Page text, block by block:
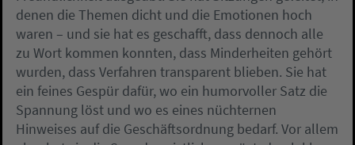
denen die Themen dicht und die Emotionen hoch
waren – und sie hat es geschafft, dass dennoch alle
zu Wort kommen konnten, dass Minderheiten gehört
wurden, dass Verfahren transparent blieben. Sie hat
ein feines Gespür dafür, wo ein humorvoller Satz die
Spannung löst und wo es eines nüchternen
Hinweises auf die Geschäftsordnung bedarf. Vor allem